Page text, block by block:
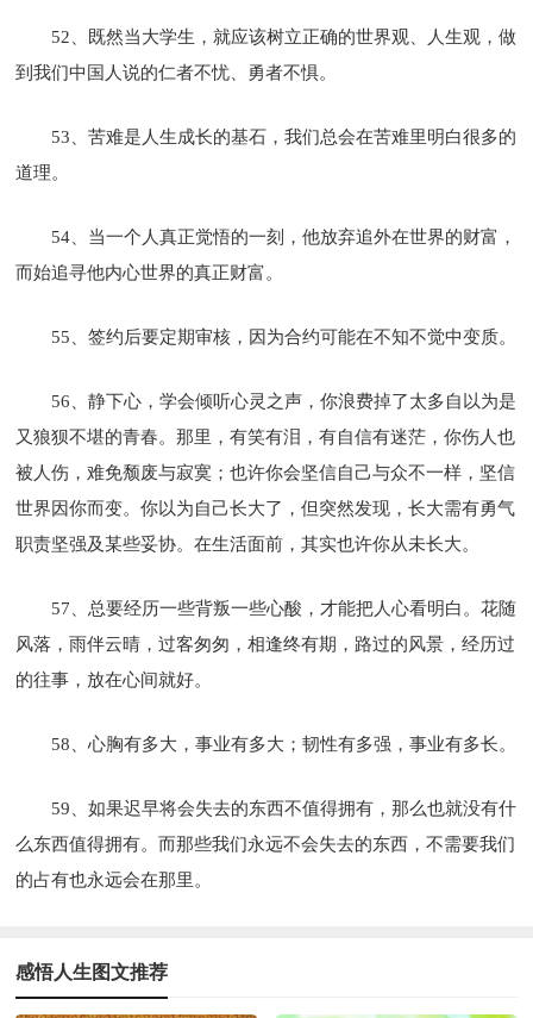
52、既然当大学生，就应该树立正确的世界观、人生观，做
到我们中国人说的仁者不忧、勇者不惧。
53、苦难是人生成长的基石，我们总会在苦难里明白很多的
道理。
54、当一个人真正觉悟的一刻，他放弃追外在世界的财富，
而始追寻他内心世界的真正财富。
55、签约后要定期审核，因为合约可能在不知不觉中变质。
56、静下心，学会倾听心灵之声，你浪费掉了太多自以为是
又狼狈不堪的青春。那里，有笑有泪，有自信有迷茫，你伤人也
被人伤，难免颓废与寂寞；也许你会坚信自己与众不一样，坚信
世界因你而变。你以为自己长大了，但突然发现，长大需有勇气
职责坚强及某些妥协。在生活面前，其实也许你从未长大。
57、总要经历一些背叛一些心酸，才能把人心看明白。花随
风落，雨伴云晴，过客匆匆，相逢终有期，路过的风景，经历过
的往事，放在心间就好。
58、心胸有多大，事业有多大；韧性有多强，事业有多长。
59、如果迟早将会失去的东西不值得拥有，那么也就没有什
么东西值得拥有。而那些我们永远不会失去的东西，不需要我们
的占有也永远会在那里。
感悟人生图文推荐